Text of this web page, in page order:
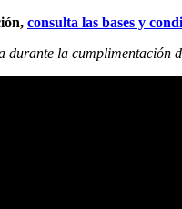
consulta las bases y
durante la cumplimentación